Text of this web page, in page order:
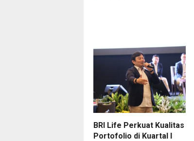
BRI Life Perkuat Kualitas
Portofolio di Kuartal I